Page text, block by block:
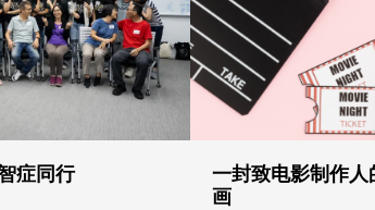
症同行
一封致电影制作
画